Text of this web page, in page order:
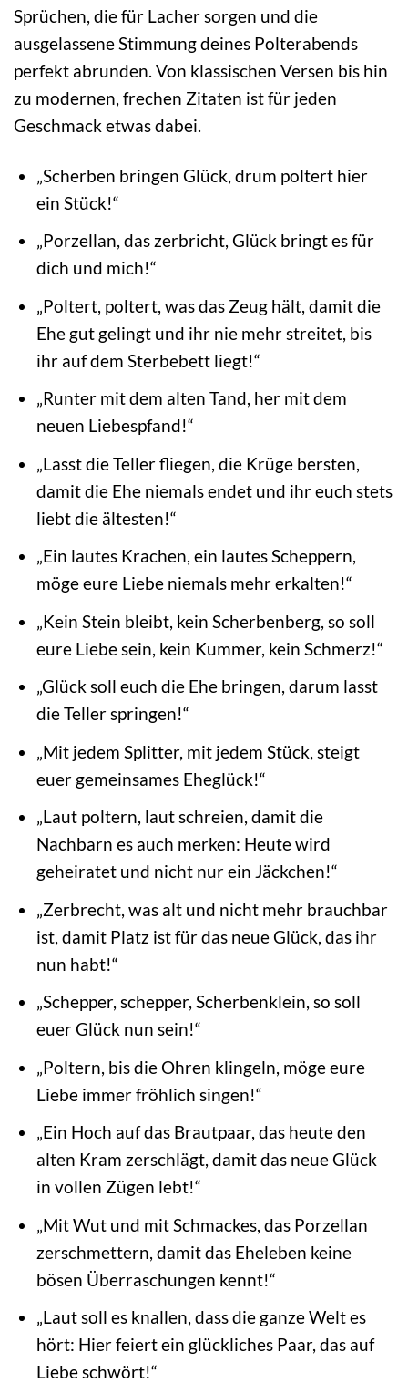
Sprüchen, die für Lacher sorgen und die
ausgelassene Stimmung deines Polterabends
perfekt abrunden. Von klassischen Versen bis hin
zu modernen, frechen Zitaten ist für jeden
Geschmack etwas dabei.
„Scherben bringen Glück, drum poltert hier
ein Stück!“
„Porzellan, das zerbricht, Glück bringt es für
dich und mich!“
„Poltert, poltert, was das Zeug hält, damit die
Ehe gut gelingt und ihr nie mehr streitet, bis
ihr auf dem Sterbebett liegt!“
„Runter mit dem alten Tand, her mit dem
neuen Liebespfand!“
„Lasst die Teller fliegen, die Krüge bersten,
damit die Ehe niemals endet und ihr euch stets
liebt die ältesten!“
„Ein lautes Krachen, ein lautes Scheppern,
möge eure Liebe niemals mehr erkalten!“
„Kein Stein bleibt, kein Scherbenberg, so soll
eure Liebe sein, kein Kummer, kein Schmerz!“
„Glück soll euch die Ehe bringen, darum lasst
die Teller springen!“
„Mit jedem Splitter, mit jedem Stück, steigt
euer gemeinsames Eheglück!“
„Laut poltern, laut schreien, damit die
Nachbarn es auch merken: Heute wird
geheiratet und nicht nur ein Jäckchen!“
„Zerbrecht, was alt und nicht mehr brauchbar
ist, damit Platz ist für das neue Glück, das ihr
nun habt!“
„Schepper, schepper, Scherbenklein, so soll
euer Glück nun sein!“
„Poltern, bis die Ohren klingeln, möge eure
Liebe immer fröhlich singen!“
„Ein Hoch auf das Brautpaar, das heute den
alten Kram zerschlägt, damit das neue Glück
in vollen Zügen lebt!“
„Mit Wut und mit Schmackes, das Porzellan
zerschmettern, damit das Eheleben keine
bösen Überraschungen kennt!“
„Laut soll es knallen, dass die ganze Welt es
hört: Hier feiert ein glückliches Paar, das auf
Liebe schwört!“